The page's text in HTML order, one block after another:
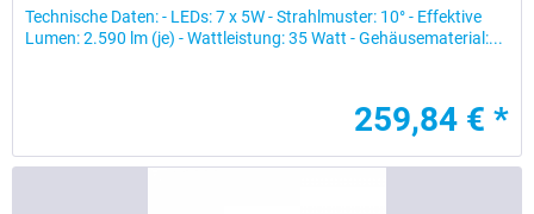
Technische Daten: - LEDs: 7 x 5W - Strahlmuster: 10° - Effektive
Lumen: 2.590 lm (je) - Wattleistung: 35 Watt - Gehäusematerial:...
259,84 € *